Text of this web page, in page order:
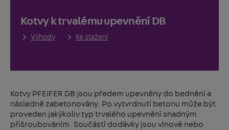
Kotvy k trvalému upevnění DB
Výhody Ke stažení
Kotvy PFEIFER DB jsou předem upevněny do bednění a
následně zabetonovány. Po vytvrdnutí betonu může být
proveden jakýkoliv typ trvalého upevnění snadným
přišroubováním. Součástí dodávky jsou vlnové nebo